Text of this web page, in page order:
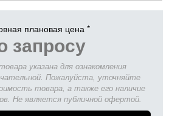
плановая цена *
запросу
указана для ознакомления
Пожалуйста, уточняйте
товара, а также его наличие
Не является публичной офертой.